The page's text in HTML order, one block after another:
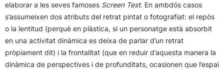
elaborar a les seves famoses Screen Test. En ambdós casos
s’assumeixen dos atributs del retrat pintat o fotografiat: el repòs
o la lentitud (perquè en plàstica, si un personatge està absorbit
en una activitat dinàmica es deixa de parlar d’un retrat
pròpiament dit) i la frontalitat (que en reduir d’aquesta manera la
dinàmica de perspectives i de profunditats, ocasionen que l’espai